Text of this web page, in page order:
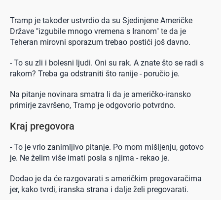
Tramp je također ustvrdio da su Sjedinjene Američke
Države "izgubile mnogo vremena s Iranom" te da je
Teheran mirovni sporazum trebao postići još davno.
- To su zli i bolesni ljudi. Oni su rak. A znate što se radi s
rakom? Treba ga odstraniti što ranije - poručio je.
Na pitanje novinara smatra li da je američko-iransko
primirje završeno, Tramp je odgovorio potvrdno.
Kraj pregovora
- To je vrlo zanimljivo pitanje. Po mom mišljenju, gotovo
je. Ne želim više imati posla s njima - rekao je.
Dodao je da će razgovarati s američkim pregovaračima
jer, kako tvrdi, iranska strana i dalje želi pregovarati.